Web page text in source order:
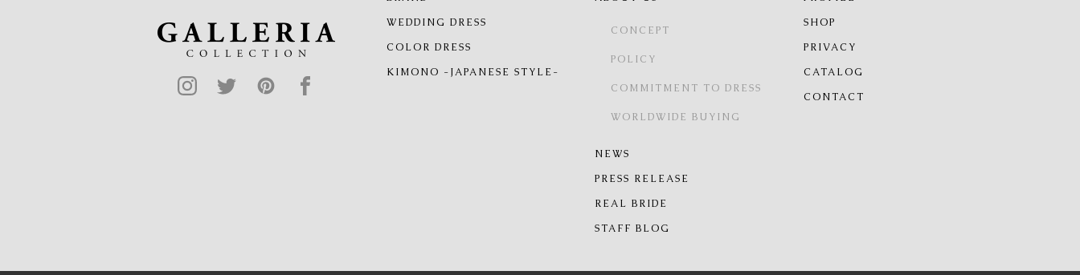
WEDDING DRESS
COLOR DRESS
KIMONO -JAPANESE STYLE-
CONCEPT
POLICY
COMMITMENT TO DRESS
WORLDWIDE BUYING
NEWS
PRESS RELEASE
REAL BRIDE
STAFF BLOG
SHOP
PRIVACY
CATALOG
CONTACT